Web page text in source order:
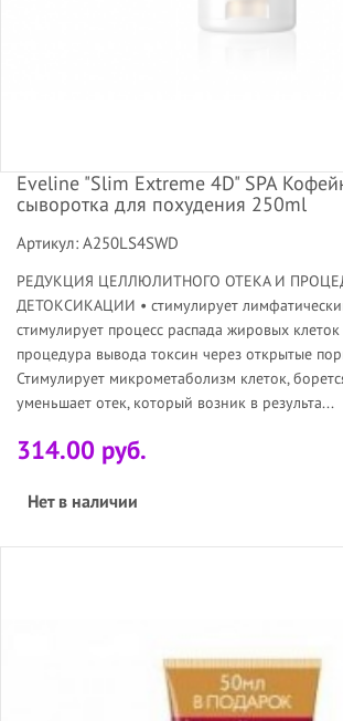
Eveline "Slim Extreme 4D" SPA
сыворотка для похудения 250ml
Артикул: A250LS4SWD
РЕДУКЦИЯ ЦЕЛЛЮЛИТНОГО ОТЕКА И
ДЕТОКСИКАЦИИ • стимулирует
стимулирует процесс распада жировых клеток
процедура вывода токсин через открытые
Стимулирует микрометаболизм клеток,
уменьшает отек, который возник в результа...
314.00 руб.
Нет в наличии